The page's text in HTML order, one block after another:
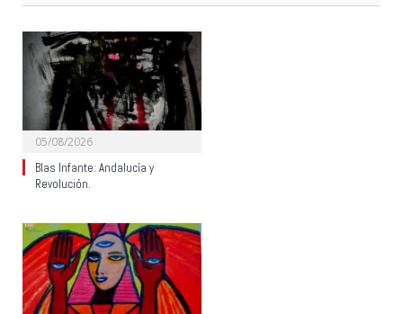
05/08/2026
Blas Infante: Andalucía y
Revolución.